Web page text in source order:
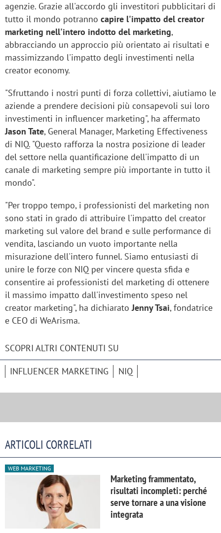
agenzie. Grazie all'accordo gli investitori pubblicitari di
tutto il mondo potranno capire l'impatto del creator
marketing nell'intero indotto del marketing,
abbracciando un approccio più orientato ai risultati e
massimizzando l'impatto degli investimenti nella
creator economy.
"Sfruttando i nostri punti di forza collettivi, aiutiamo le
aziende a prendere decisioni più consapevoli sui loro
investimenti in influencer marketing", ha affermato
Jason Tate, General Manager, Marketing Effectiveness
di NIQ. "Questo rafforza la nostra posizione di leader
del settore nella quantificazione dell'impatto di un
canale di marketing sempre più importante in tutto il
mondo".
"Per troppo tempo, i professionisti del marketing non
sono stati in grado di attribuire l'impatto del creator
marketing sul valore del brand e sulle performance di
vendita, lasciando un vuoto importante nella
misurazione dell'intero funnel. Siamo entusiasti di
unire le forze con NIQ per vincere questa sfida e
consentire ai professionisti del marketing di ottenere
il massimo impatto dall'investimento speso nel
creator marketing", ha dichiaratoJenny Tsai, fondatrice
e CEO di WeArisma.
SCOPRI ALTRI CONTENUTI SU
INFLUENCER MARKETING NIQ
ARTICOLI CORRELATI
WEB MARKETING
Marketing frammentato,
risultati incompleti: perché
serve tornare a una visione
integrata